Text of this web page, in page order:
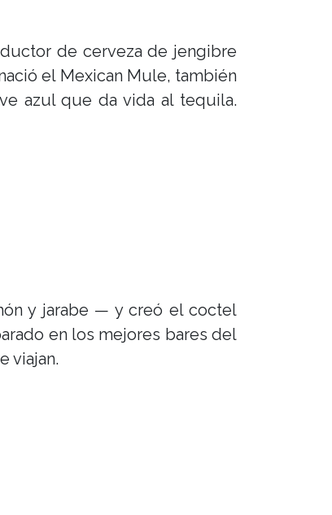
de cerveza de jengibre
el Mexican Mule, también
azul que da vida al tequila.
y jarabe — y creó el coctel
en los mejores bares del
viajan.